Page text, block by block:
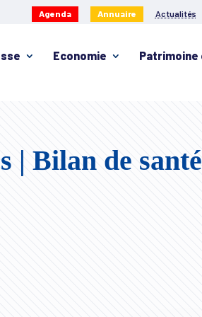
Agenda Annuaire Actualités
Economie Patrimoine
| Bilan de santé